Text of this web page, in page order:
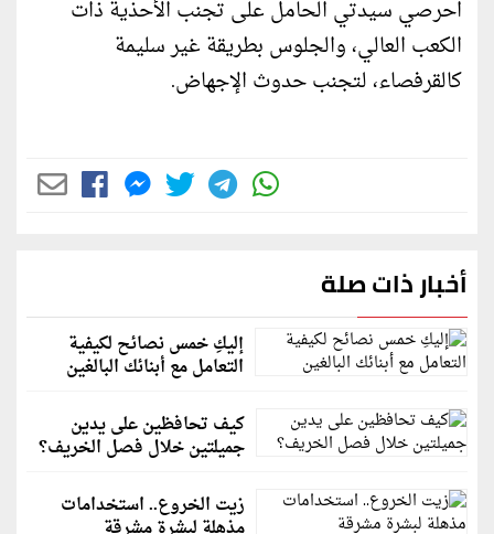
احرصي سيدتي الحامل على تجنب الأحذية ذات
الكعب العالي، والجلوس بطريقة غير سليمة
كالقرفصاء، لتجنب حدوث الإجهاض.
أخبار ذات صلة
إليكِ خمس نصائح لكيفية
التعامل مع أبنائك البالغين
كيف تحافظين على يدين
جميلتين خلال فصل الخريف؟
زيت الخروع.. استخدامات